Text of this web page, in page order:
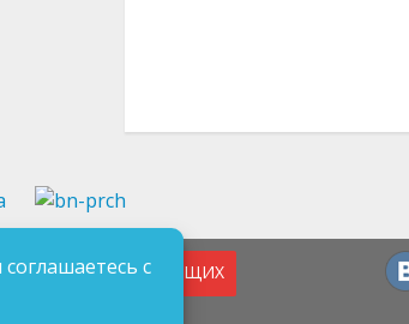
ДЛЯ СЛАБОВИДЯЩИХ
с